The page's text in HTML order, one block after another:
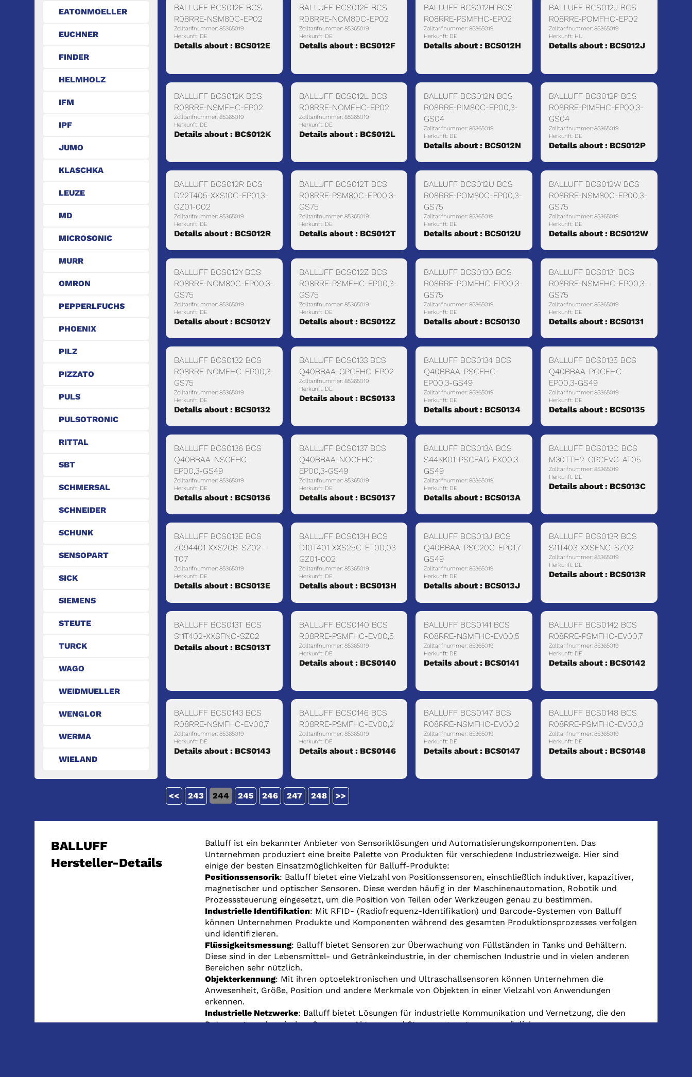
EATONMOELLER
EUCHNER
FINDER
HELMHOLZ
IFM
IPF
JUMO
KLASCHKA
LEUZE
MD
MICROSONIC
MURR
OMRON
PEPPERLFUCHS
PHOENIX
PILZ
PIZZATO
PULS
PULSOTRONIC
RITTAL
SBT
SCHMERSAL
SCHNEIDER
SCHUNK
SENSOPART
SICK
SIEMENS
STEUTE
TURCK
WAGO
WEIDMUELLER
WENGLOR
WERMA
WIELAND
BALLUFF BCS012E BCS
R08RRE-NSM80C-EP02
Zolltarifnummer: 85365019
Herkunft: DE
Details about : BCS012E
BALLUFF BCS012F BCS
R08RRE-NOM80C-EP02
Zolltarifnummer: 85365019
Herkunft: DE
Details about : BCS012F
BALLUFF BCS012H BCS
R08RRE-PSMFHC-EP02
Zolltarifnummer: 85365019
Herkunft: DE
Details about : BCS012H
BALLUFF BCS012J BCS
R08RRE-POMFHC-EP02
Zolltarifnummer: 85365019
Herkunft: HU
Details about : BCS012J
BALLUFF BCS012K BCS
R08RRE-NSMFHC-EP02
Zolltarifnummer: 85365019
Herkunft: DE
Details about : BCS012K
BALLUFF BCS012L BCS
R08RRE-NOMFHC-EP02
Zolltarifnummer: 85365019
Herkunft: DE
Details about : BCS012L
BALLUFF BCS012N BCS
R08RRE-PIM80C-EP00,3-
GS04
Zolltarifnummer: 85365019
Herkunft: DE
Details about : BCS012N
BALLUFF BCS012P BCS
R08RRE-PIMFHC-EP00,3-
GS04
Zolltarifnummer: 85365019
Herkunft: DE
Details about : BCS012P
BALLUFF BCS012R BCS
D22T405-XXS10C-EP01,3-
GZ01-002
Zolltarifnummer: 85365019
Herkunft: DE
Details about : BCS012R
BALLUFF BCS012T BCS
R08RRE-PSM80C-EP00,3-
GS75
Zolltarifnummer: 85365019
Herkunft: DE
Details about : BCS012T
BALLUFF BCS012U BCS
R08RRE-POM80C-EP00,3-
GS75
Zolltarifnummer: 85365019
Herkunft: DE
Details about : BCS012U
BALLUFF BCS012W BCS
R08RRE-NSM80C-EP00,3-
GS75
Zolltarifnummer: 85365019
Herkunft: DE
Details about : BCS012W
BALLUFF BCS012Y BCS
R08RRE-NOM80C-EP00,3-
GS75
Zolltarifnummer: 85365019
Herkunft: DE
Details about : BCS012Y
BALLUFF BCS012Z BCS
R08RRE-PSMFHC-EP00,3-
GS75
Zolltarifnummer: 85365019
Herkunft: DE
Details about : BCS012Z
BALLUFF BCS0130 BCS
R08RRE-POMFHC-EP00,3-
GS75
Zolltarifnummer: 85365019
Herkunft: DE
Details about : BCS0130
BALLUFF BCS0131 BCS
R08RRE-NSMFHC-EP00,3-
GS75
Zolltarifnummer: 85365019
Herkunft: DE
Details about : BCS0131
BALLUFF BCS0132 BCS
R08RRE-NOMFHC-EP00,3-
GS75
Zolltarifnummer: 85365019
Herkunft: DE
Details about : BCS0132
BALLUFF BCS0133 BCS
Q40BBAA-GPCFHC-EP02
Zolltarifnummer: 85365019
Herkunft: DE
Details about : BCS0133
BALLUFF BCS0134 BCS
Q40BBAA-PSCFHC-
EP00,3-GS49
Zolltarifnummer: 85365019
Herkunft: DE
Details about : BCS0134
BALLUFF BCS0135 BCS
Q40BBAA-POCFHC-
EP00,3-GS49
Zolltarifnummer: 85365019
Herkunft: DE
Details about : BCS0135
BALLUFF BCS0136 BCS
Q40BBAA-NSCFHC-
EP00,3-GS49
Zolltarifnummer: 85365019
Herkunft: DE
Details about : BCS0136
BALLUFF BCS0137 BCS
Q40BBAA-NOCFHC-
EP00,3-GS49
Zolltarifnummer: 85365019
Herkunft: DE
Details about : BCS0137
BALLUFF BCS013A BCS
S44KK01-PSCFAG-EX00,3-
GS49
Zolltarifnummer: 85365019
Herkunft: DE
Details about : BCS013A
BALLUFF BCS013C BCS
M30TTH2-GPCFVG-AT05
Zolltarifnummer: 85365019
Herkunft: DE
Details about : BCS013C
BALLUFF BCS013E BCS
Z094401-XXS20B-SZ02-
T07
Zolltarifnummer: 85365019
Herkunft: DE
Details about : BCS013E
BALLUFF BCS013H BCS
D10T401-XXS25C-ET00,03-
GZ01-002
Zolltarifnummer: 85365019
Herkunft: DE
Details about : BCS013H
BALLUFF BCS013J BCS
Q40BBAA-PSC20C-EP01,7-
GS49
Zolltarifnummer: 85365019
Herkunft: DE
Details about : BCS013J
BALLUFF BCS013R BCS
S11T403-XXSFNC-SZ02
Zolltarifnummer: 85365019
Herkunft: DE
Details about : BCS013R
BALLUFF BCS013T BCS
S11T402-XXSFNC-SZ02
Details about : BCS013T
BALLUFF BCS0140 BCS
R08RRE-PSMFHC-EV00,5
Zolltarifnummer: 85365019
Herkunft: DE
Details about : BCS0140
BALLUFF BCS0141 BCS
R08RRE-NSMFHC-EV00,5
Zolltarifnummer: 85365019
Herkunft: DE
Details about : BCS0141
BALLUFF BCS0142 BCS
R08RRE-PSMFHC-EV00,7
Zolltarifnummer: 85365019
Herkunft: DE
Details about : BCS0142
BALLUFF BCS0143 BCS
R08RRE-NSMFHC-EV00,7
Zolltarifnummer: 85365019
Herkunft: DE
Details about : BCS0143
BALLUFF BCS0146 BCS
R08RRE-PSMFHC-EV00,2
Zolltarifnummer: 85365019
Herkunft: DE
Details about : BCS0146
BALLUFF BCS0147 BCS
R08RRE-NSMFHC-EV00,2
Zolltarifnummer: 85365019
Herkunft: DE
Details about : BCS0147
BALLUFF BCS0148 BCS
R08RRE-PSMFHC-EV00,3
Zolltarifnummer: 85365019
Herkunft: DE
Details about : BCS0148
<< 243 244 245 246 247 248 >>
BALLUFF
Hersteller-Details
Balluff ist ein bekannter Anbieter von Sensoriklösungen und Automatisierungskomponenten. Das
Unternehmen produziert eine breite Palette von Produkten für verschiedene Industriezweige. Hier sind
einige der besten Einsatzmöglichkeiten für Balluff-Produkte:
Positionssensorik: Balluff bietet eine Vielzahl von Positionssensoren, einschließlich induktiver, kapazitiver,
magnetischer und optischer Sensoren. Diese werden häufig in der Maschinenautomation, Robotik und
Prozesssteuerung eingesetzt, um die Position von Teilen oder Werkzeugen genau zu bestimmen.
Industrielle Identifikation: Mit RFID- (Radiofrequenz-Identifikation) und Barcode-Systemen von Balluff
können Unternehmen Produkte und Komponenten während des gesamten Produktionsprozesses verfolgen
und identifizieren.
Flüssigkeitsmessung: Balluff bietet Sensoren zur Überwachung von Füllständen in Tanks und Behältern.
Diese sind in der Lebensmittel- und Getränkeindustrie, in der chemischen Industrie und in vielen anderen
Bereichen sehr nützlich.
Objekterkennung: Mit ihren optoelektronischen und Ultraschallsensoren können Unternehmen die
Anwesenheit, Größe, Position und andere Merkmale von Objekten in einer Vielzahl von Anwendungen
erkennen.
Industrielle Netzwerke: Balluff bietet Lösungen für industrielle Kommunikation und Vernetzung, die den
Datenaustausch zwischen Sensoren, Aktoren und Steuerungssystemen ermöglichen.